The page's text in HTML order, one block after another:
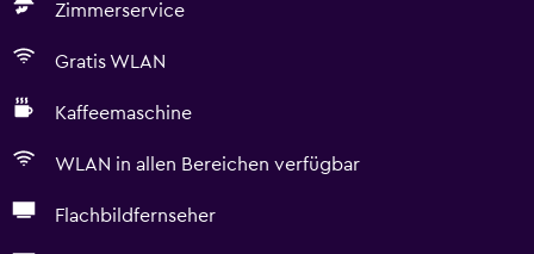
Zimmerservice
Gratis WLAN
Kaffeemaschine
WLAN in allen Bereichen verfügbar
Flachbildfernseher